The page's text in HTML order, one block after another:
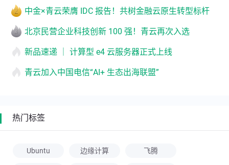
中金×青云荣膺 IDC 报告！共树金融云原生转型标杆
北京民营企业科技创新 100 强！青云再次入选
新品速递 ｜ 计算型 e4 云服务器正式上线
青云加入中国电信“AI+ 生态出海联盟”
热门标签
Ubuntu 边缘计算 飞腾